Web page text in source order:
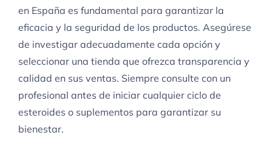
en España es fundamental para garantizar la
eficacia y la seguridad de los productos. Asegúrese
de investigar adecuadamente cada opción y
seleccionar una tienda que ofrezca transparencia y
calidad en sus ventas. Siempre consulte con un
profesional antes de iniciar cualquier ciclo de
esteroides o suplementos para garantizar su
bienestar.